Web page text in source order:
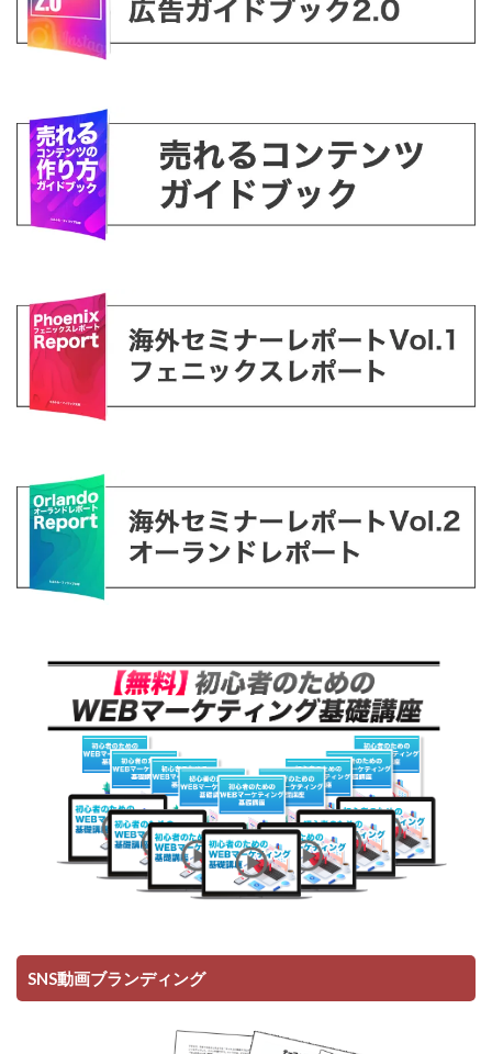
SNS動画ブランディング